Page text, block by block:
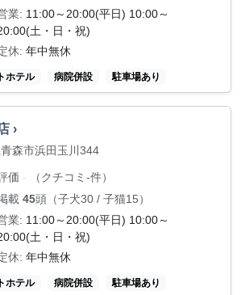
業: 11:00～20:00(平日) 10:00～
土・日・祝)
休: 年中無休
ホテル 病院併設 駐車場あり
›
森市浜田玉川344
価 -
（クチコミ-件）
載 45頭（子犬30 / 子猫15）
業: 11:00～20:00(平日) 10:00～
土・日・祝)
休: 年中無休
ホテル 病院併設 駐車場あり